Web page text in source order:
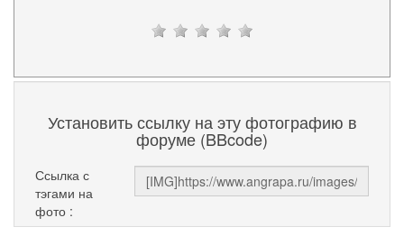
Установить ссылку на эту фотографию в
форуме (BBcode)
Ссылка с
тэгами на
фото :